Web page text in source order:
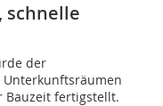
schnelle
der
Bauzeit fertigstellt.